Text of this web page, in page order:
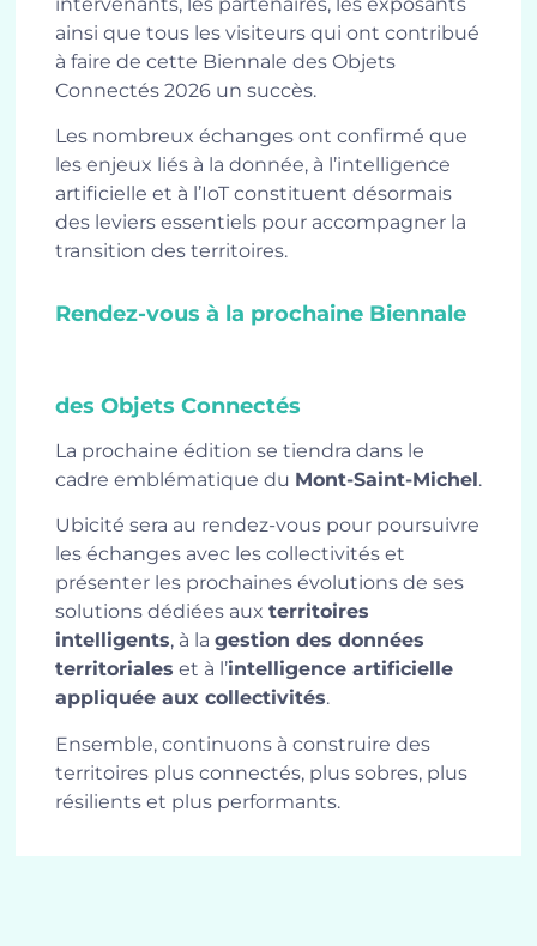
ainsi que tous les visiteurs qui ont contribué
à faire de cette Biennale des Objets
Connectés 2026 un succès.
Les nombreux échanges ont confirmé que
les enjeux liés à la donnée, à l’intelligence
artificielle et à l’IoT constituent désormais
des leviers essentiels pour accompagner la
transition des territoires.
Rendez-vous à la prochaine Biennale
des Objets Connectés
La prochaine édition se tiendra dans le
cadre emblématique du Mont-Saint-Michel.
Ubicité sera au rendez-vous pour poursuivre
les échanges avec les collectivités et
présenter les prochaines évolutions de ses
solutions dédiées aux territoires
intelligents, à la gestion des données
territoriales et à l’intelligence artificielle
appliquée aux collectivités.
Ensemble, continuons à construire des
territoires plus connectés, plus sobres, plus
résilients et plus performants.